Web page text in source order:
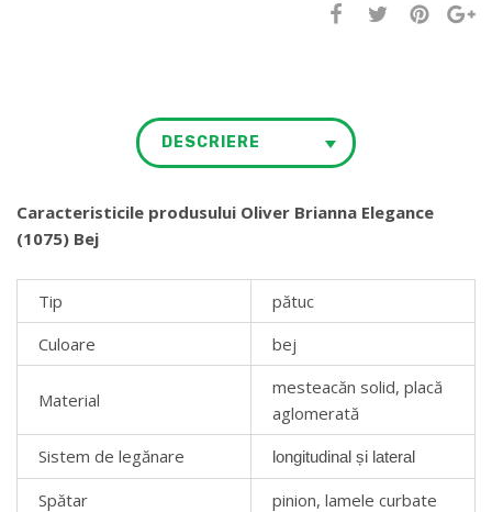
DESCRIERE
Caracteristicile produsului Oliver Brianna Elegance
(1075) Bej
Tip
pătuc
Culoare
bej
Material
mesteacăn solid, placă
aglomerată
Sistem de legănare
longitudinal și lateral
Spătar pinion, lamele curbate